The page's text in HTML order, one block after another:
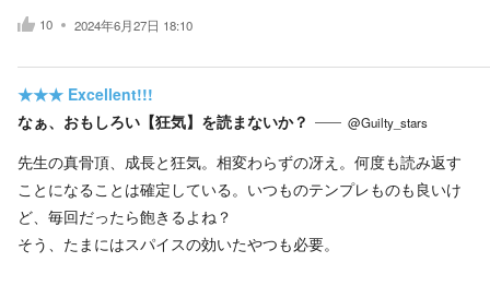
10 2024年6月27日 18:10
★★★ Excellent!!!
なぁ、おもしろい【狂気】を読まないか？
@Guilty_stars
先生の真骨頂、成長と狂気。相変わらずの冴え。何度も読み返す
ことになることは確定している。いつものテンプレものも良いけ
ど、毎回だったら飽きるよね？
そう、たまにはスパイスの効いたやつも必要。